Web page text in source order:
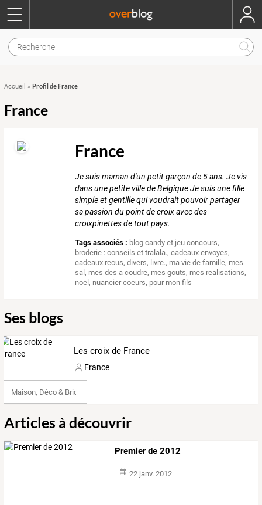
Accueil » Profil de France
France
France
Je suis maman d'un petit garçon de 5 ans. Je vis
dans une petite ville de Belgique Je suis une fille
simple et gentille qui voudrait pouvoir partager
sa passion du point de croix avec des
croixpinettes de tout pays.
Tags associés : blog candy et jeu concours,
broderie : conseils et tralala.,cadeaux envoyes,
cadeaux recus,divers, livre., ma vie de famille, mes
sal, mes des a coudre, mes gouts, mes realisations,
noel, nuancier coeurs, pour mon fils
Ses blogs
Les croix de France
France
Maison, Déco & Bricolage
Articles à découvrir
Premier de 2012
22 janv. 2012